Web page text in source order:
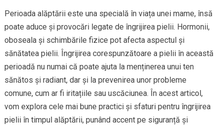
Perioada alăptării este una specială în viața unei mame, însă
poate aduce și provocări legate de îngrijirea pielii. Hormonii,
oboseala și schimbările fizice pot afecta aspectul și
sănătatea pielii. Îngrijirea corespunzătoare a pielii în această
perioadă nu numai că poate ajuta la menținerea unui ten
sănătos și radiant, dar și la prevenirea unor probleme
comune, cum ar fi iritațiile sau uscăciunea. În acest articol,
vom explora cele mai bune practici și sfaturi pentru îngrijirea
pielii în timpul alăptării, punând accent pe siguranță și